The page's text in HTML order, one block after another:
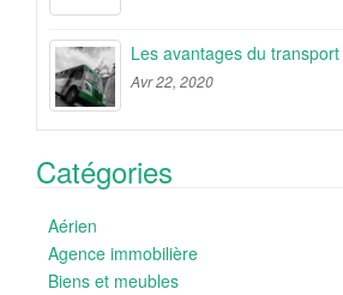
Les avantages du
Avr 22, 2020
Catégories
Aérien
Agence immobilière
Biens et meubles